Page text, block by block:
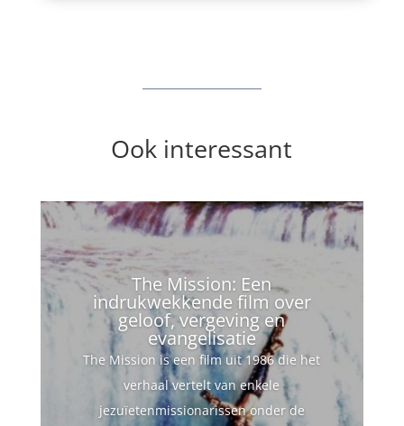
Ook interessant
The Mission: Een
indrukwekkende film over
geloof, vergeving en
evangelisatie
The Mission is een film uit 1986 die het
verhaal vertelt van enkele
jezuïetenmissionarissen onder de